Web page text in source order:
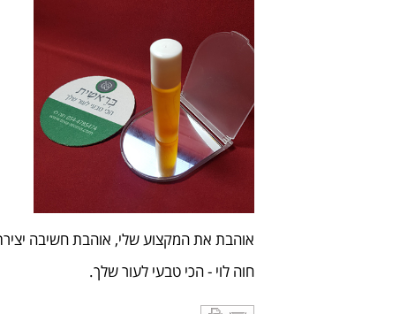
אוהבת את המקצוע שלי, אוהבת חשיבה
חוה לוי - הכי טבעי לעור שלך.